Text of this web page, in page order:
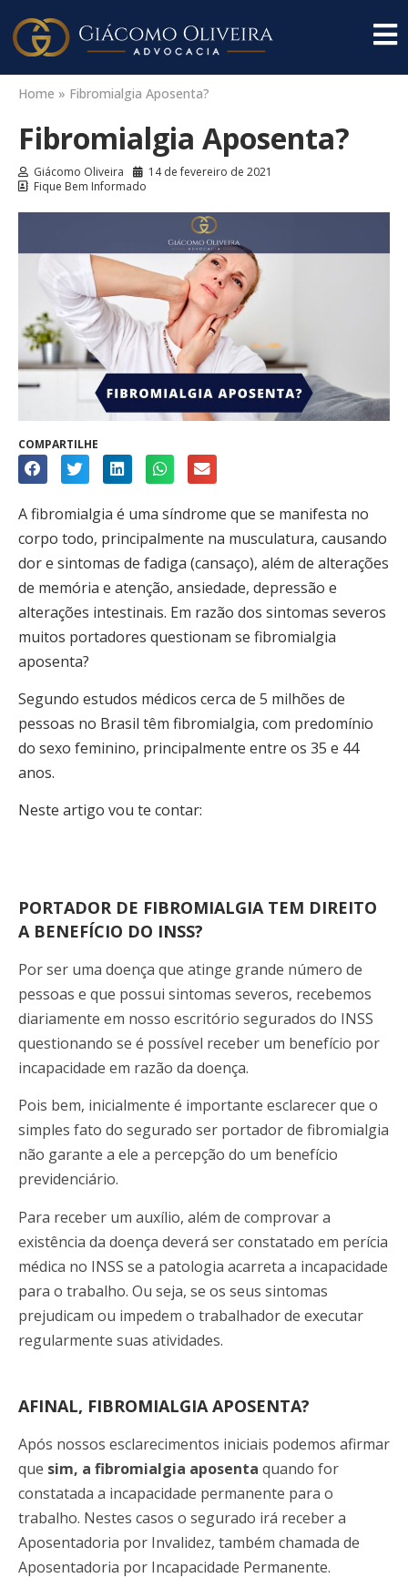
Home » Fibromialgia Aposenta?
Fibromialgia Aposenta?
Giácomo Oliveira
14 de fevereiro de 2021
Fique Bem Informado
COMPARTILHE
A fibromialgia é uma síndrome que se manifesta no
corpo todo, principalmente na musculatura, causando
dor e sintomas de fadiga (cansaço), além de alterações
de memória e atenção, ansiedade, depressão e
alterações intestinais. Em razão dos sintomas severos
muitos portadores questionam se fibromialgia
aposenta?
Segundo estudos médicos cerca de 5 milhões de
pessoas no Brasil têm fibromialgia, com predomínio
do sexo feminino, principalmente entre os 35 e 44
anos.
Neste artigo vou te contar:
PORTADOR DE FIBROMIALGIA TEM DIREITO
A BENEFÍCIO DO INSS?
Por ser uma doença que atinge grande número de
pessoas e que possui sintomas severos, recebemos
diariamente em nosso escritório segurados do INSS
questionando se é possível receber um benefício por
incapacidade em razão da doença.
Pois bem, inicialmente é importante esclarecer que o
simples fato do segurado ser portador de fibromialgia
não garante a ele a percepção do um benefício
previdenciário.
Para receber um auxílio, além de comprovar a
existência da doença deverá ser constatado em perícia
médica no INSS se a patologia acarreta a incapacidade
para o trabalho. Ou seja, se os seus sintomas
prejudicam ou impedem o trabalhador de executar
regularmente suas atividades.
AFINAL, FIBROMIALGIA APOSENTA?
Após nossos esclarecimentos iniciais podemos afirmar
que sim, a fibromialgia aposenta quando for
constatada a incapacidade permanente para o
trabalho. Nestes casos o segurado irá receber a
Aposentadoria por Invalidez, também chamada de
Aposentadoria por Incapacidade Permanente.